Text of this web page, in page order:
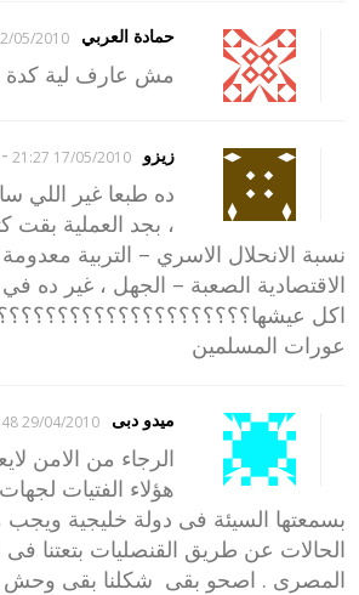
حمادة العربي 05/2010 12:12
مش عارف لية كدة
زيزو 17/05/2010 21:27
-
ده طبعا غير اللي
، بجد العملية
نسبة الانحلال الاسري – التربية
الاقتصادية الصعبة – الجهل ، غير ده
اكل
عورات المسلمين
ميدو دبى 29/04/2010 19:48
الرجاء من الامن
هؤلاء الفتيات
بسمعتها السيئة فى دولة خليجية ويجب
الحالات عن طريق القنصليات بتعتنا فى
المصرى . اصحو بقى شكلنا بقى وحش